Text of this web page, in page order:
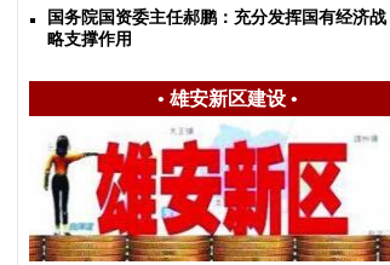
国务院国资委主任郝鹏：充分发挥国有经济战
略支撑作用
• 雄安新区建设•